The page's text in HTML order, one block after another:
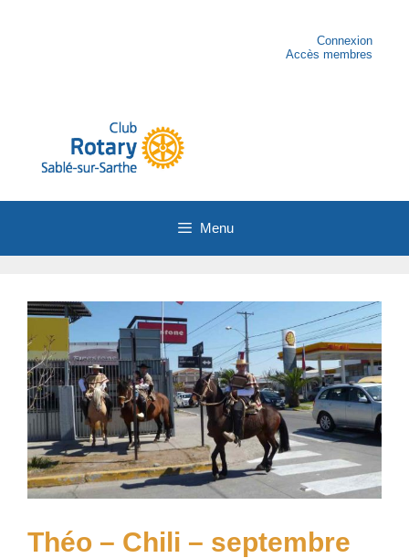
Connexion
Accès membres
Menu
Théo – Chili – septembre